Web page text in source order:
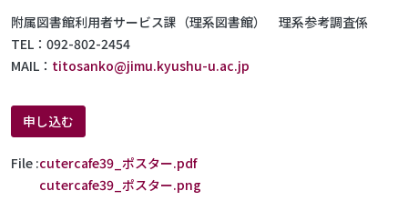
附属図書館利用者サービス課（理系図書館） 理系参考調査係
TEL：092-802-2454
MAIL： titosanko@jimu.kyushu-u.ac.jp
申し込む
File cutercafe39_ポスター.pdf
cutercafe39_ポスター.png